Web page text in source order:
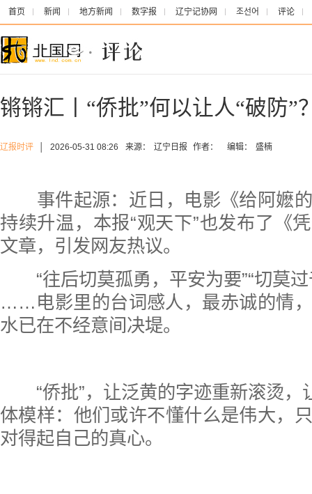
首页 新闻 地方新闻 数字报 辽宁记协网 조선어 评论
锵锵汇丨“侨批”何以让人“破防”
辽报时评 2026-05-31 08:26 来源： 辽宁日报 作者： 编辑： 盛楠
事件起源：近日，电影《给阿嬷的
持续升温，本报“观天下”也发布了《
文章，引发网友热议。
“往后切莫孤勇，平安为要”“切莫
……电影里的台词感人，最赤诚的情
水已在不经意间决堤。
“侨批”，让泛黄的字迹重新滚烫，
体模样：他们或许不懂什么是伟大，
对得起自己的真心。